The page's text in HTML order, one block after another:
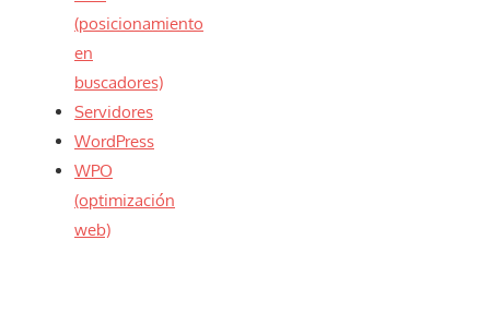
(posicionamiento
en
buscadores)
Servidores
WordPress
WPO
(optimización
web)